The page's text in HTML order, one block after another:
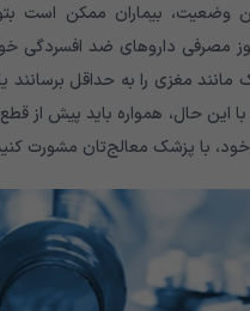
وضعیت، بیماران ممکن است
مصرفی داروهای ضد افسردگی
مغزی را به حداقل برسانند یا
این حال، همواره باید پیش از
با پزشک معالج‌تان مشورت